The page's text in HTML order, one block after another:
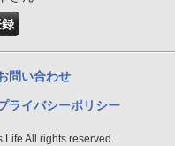
問い合わせ
ライバシーポリシー
All rights reserved.